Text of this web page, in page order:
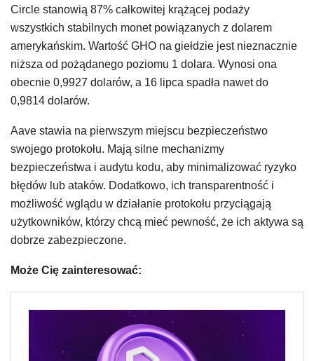
Circle stanowią 87% całkowitej krążącej podaży
wszystkich stabilnych monet powiązanych z dolarem
amerykańskim. Wartość GHO na giełdzie jest nieznacznie
niższa od pożądanego poziomu 1 dolara. Wynosi ona
obecnie 0,9927 dolarów, a 16 lipca spadła nawet do
0,9814 dolarów.
Aave stawia na pierwszym miejscu bezpieczeństwo
swojego protokołu. Mają silne mechanizmy
bezpieczeństwa i audytu kodu, aby minimalizować ryzyko
błędów lub ataków. Dodatkowo, ich transparentność i
możliwość wglądu w działanie protokołu przyciągają
użytkowników, którzy chcą mieć pewność, że ich aktywa są
dobrze zabezpieczone.
Może Cię zainteresować: